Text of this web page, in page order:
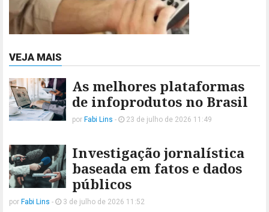
VEJA MAIS
As melhores plataformas
de infoprodutos no Brasil
por Fabi Lins - 23 de julho de 2026 11:49
Investigação jornalística
baseada em fatos e dados
públicos
por Fabi Lins - 3 de julho de 2026 11:52